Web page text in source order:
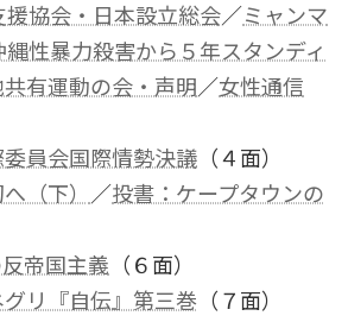
援協会・日本設立総会／ミャンマ
縄性暴力殺害から５年スタンディ
有運動の会・声明／女性通信
員会国際情勢決議 （４面）
（下）
／投書：ケープタウンの
帝国主義 （６面）
リ『自伝』第三巻 （７面）